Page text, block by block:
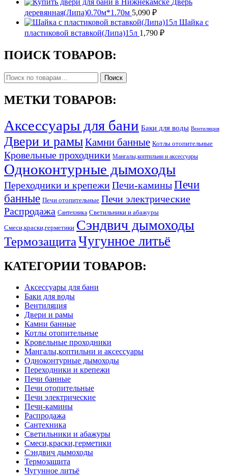
Дверь
деревянная(Липа)0.70м*1.70м 5,090 ₽
Шайка с
пластиковой вставкой(Липа)15л 1,790 ₽
ПОИСК ТОВАРОВ:
Искать: Поиск
МЕТКИ ТОВАРОВ:
Аксессуары для бани Баки для воды Вентиляция
Двери и рамыКамни банные Котлы отопительные
Кровельные проходники Мангалы,коптильни и аксессуары
Одноконтурные дымоходы
Переходники и крепежиПечи-каминыПечи
банные Печи отопительные Печи электрические
Распродажа Сантехника Светильники и абажуры
Смеси,краски,герметики Сэндвич дымоходы
ТермозащитаЧугунное литьё
КАТЕГОРИИ ТОВАРОВ:
Аксессуары для бани
Баки для воды
Вентиляция
Двери и рамы
Камни банные
Котлы отопительные
Кровельные проходники
Мангалы,коптильни и аксессуары
Одноконтурные дымоходы
Переходники и крепежи
Печи банные
Печи отопительные
Печи электрические
Печи-камины
Распродажа
Сантехника
Светильники и абажуры
Смеси,краски,герметики
Сэндвич дымоходы
Термозащита
Чугунное литьё